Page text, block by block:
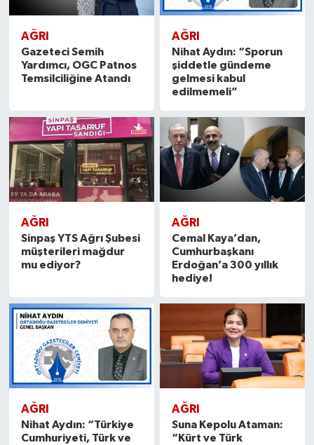
AĞRI
Gazeteci Semih
Yardımcı, OGC Patnos
Temsilciliğine Atandı
AĞRI
Nihat Aydın: “Sporun
şiddetle gündeme
gelmesi kabul
edilmemeli”
AĞRI
Sinpaş YTS Ağrı Şubesi
müşterileri mağdur
mu ediyor?
AĞRI
Cemal Kaya’dan,
Cumhurbaşkanı
Erdoğan’a 300 yıllık
hediye!
AĞRI
Nihat Aydın: “Türkiye
Cumhuriyeti, Türk ve
AĞRI
Suna Kepolu Ataman:
“Kürt ve Türk